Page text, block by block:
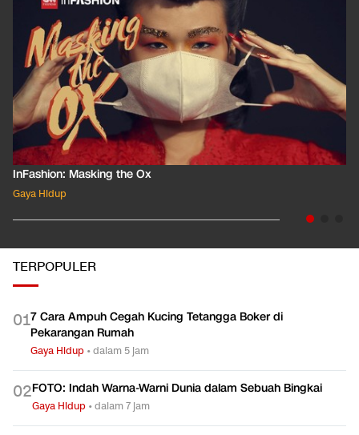
InFashion: Masking the Ox
Gaya Hidup
TERPOPULER
017 Cara Ampuh Cegah Kucing Tetangga Boker di
Pekarangan Rumah
Gaya Hidup •dalam 5 jam
02FOTO: Indah Warna-Warni Dunia dalam Sebuah Bingkai
Gaya Hidup •dalam 7 jam